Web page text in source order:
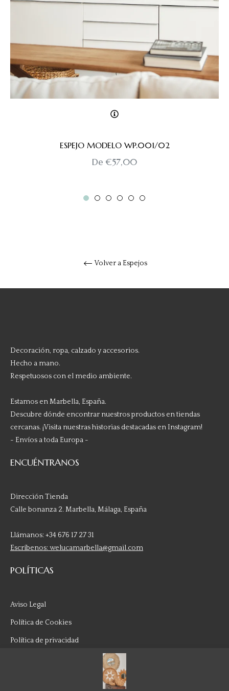
ESPEJO MODELO WP.001/02
De €57,00
Volver a Espejos
Decoración, ropa, calzado y accesorios.
Hecho a mano.
Respetuosos con el medio ambiente.
Estamos en Marbella, España.
Descubre dónde encontrar nuestros productos en tiendas
cercanas. ¡Visita nuestras historias destacadas en Instagram!
- Envíos a toda Europa -
ENCUÉNTRANOS
Dirección Tienda
Calle bonanza 2. Marbella, Málaga, España
Llámanos: +34 676 17 27 31
Escríbenos: welucamarbella@gmail.com
POLÍTICAS
Aviso Legal
Política de Cookies
Política de privacidad
Términos y Condiciones de Compra